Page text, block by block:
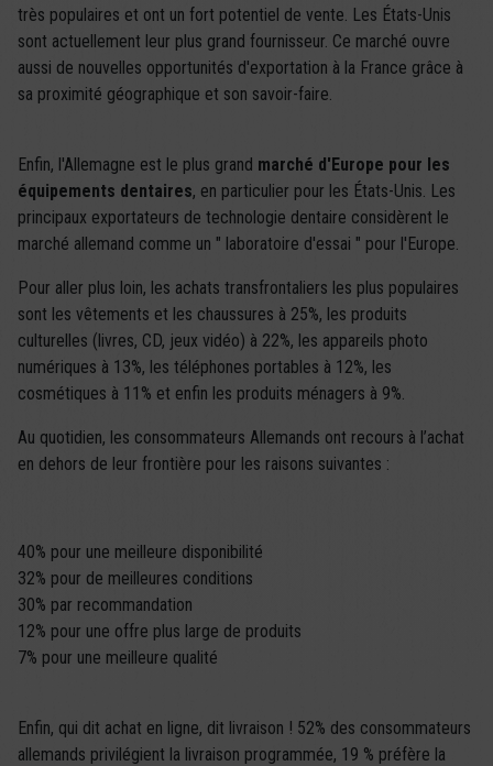
très populaires et ont un fort potentiel de vente. Les États-Unis
sont actuellement leur plus grand fournisseur. Ce marché ouvre
aussi de nouvelles opportunités d'exportation à la France grâce à
sa proximité géographique et son savoir-faire.
Enfin, l'Allemagne est le plus grand marché d'Europe pour les
équipements dentaires, en particulier pour les États-Unis. Les
principaux exportateurs de technologie dentaire considèrent le
marché allemand comme un " laboratoire d'essai " pour l'Europe.
Pour aller plus loin, les achats transfrontaliers les plus populaires
sont les vêtements et les chaussures à 25%, les produits
culturelles (livres, CD, jeux vidéo) à 22%, les appareils photo
numériques à 13%, les téléphones portables à 12%, les
cosmétiques à 11% et enfin les produits ménagers à 9%.
Au quotidien, les consommateurs Allemands ont recours à l’achat
en dehors de leur frontière pour les raisons suivantes :
40% pour une meilleure disponibilité
32% pour de meilleures conditions
30% par recommandation
12% pour une offre plus large de produits
7% pour une meilleure qualité
Enfin, qui dit achat en ligne, dit livraison ! 52% des consommateurs
allemands privilégient la livraison programmée, 19 % préfère la